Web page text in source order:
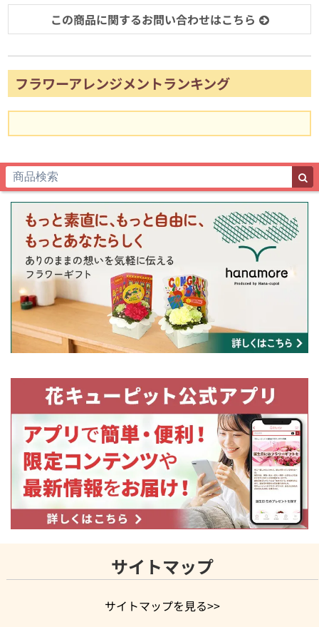
この商品に関するお問い合わせはこちら
フラワーアレンジメントランキング
サイトマップ
サイトマップを見る>>